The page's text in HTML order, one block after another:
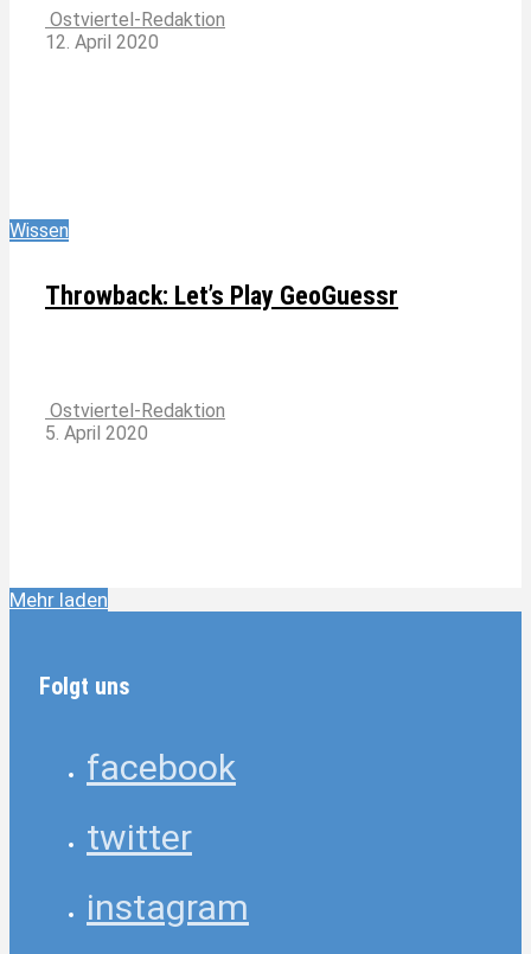
Ostviertel-Redaktion
12. April 2020
Wissen
Throwback: Let’s Play GeoGuessr
Ostviertel-Redaktion
5. April 2020
Mehr laden
Folgt uns
facebook
twitter
instagram